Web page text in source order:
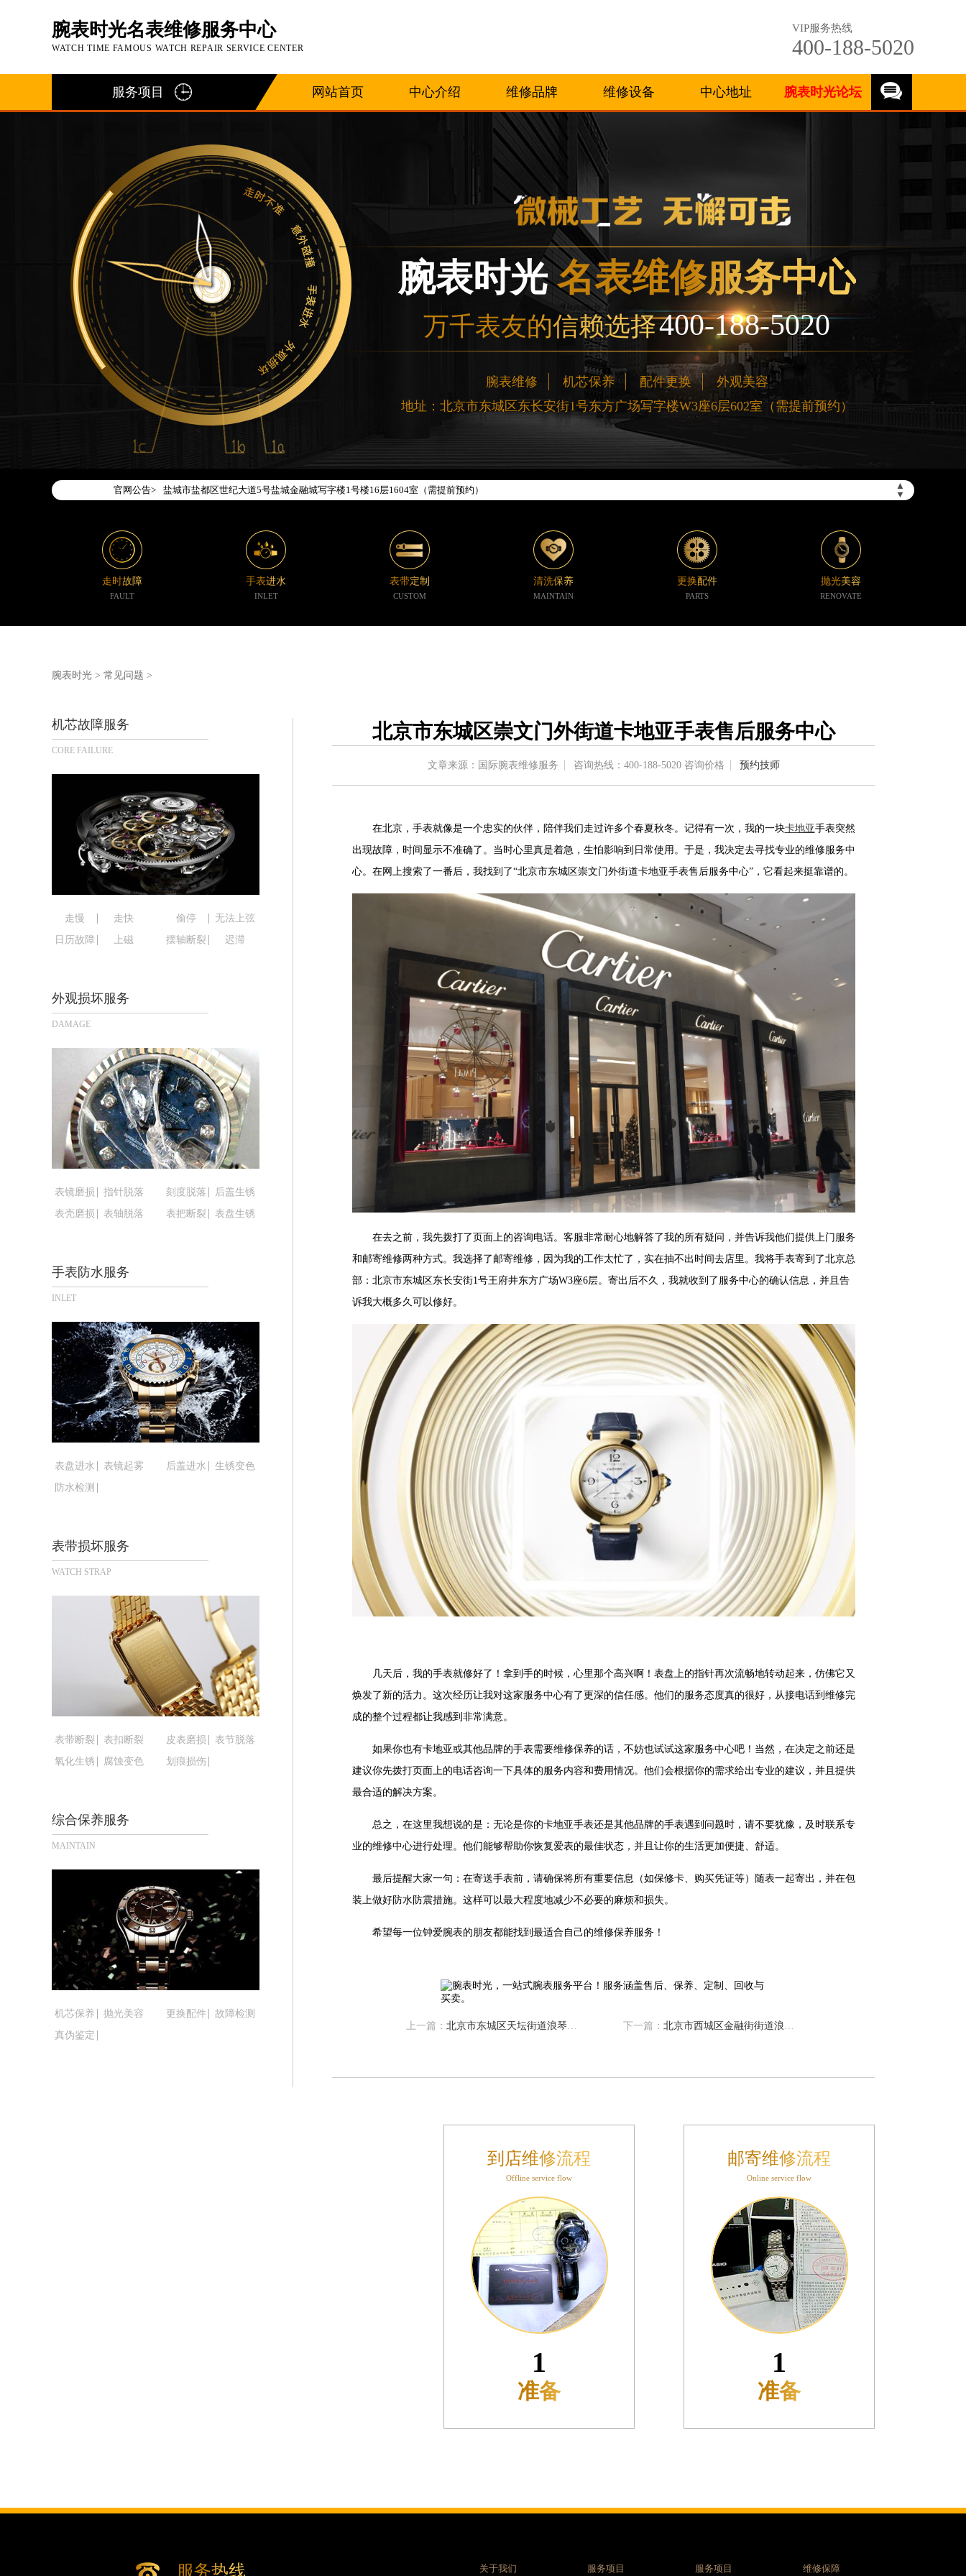
腕表时光名表维修服务中心
WATCH TIME FAMOUS WATCH REPAIR SERVICE CENTER
VIP服务热线
400-188-5020
服务项目 网站首页 中心介绍 维修品牌 维修设备 中心地址 腕表时光论坛
腕表时光 名表维修服务中心
万千表友的信赖选择400-188-5020
腕表维修 机芯保养 配件更换
外观美容
地址：北京市东城区东长安街1号东方广场写字楼W3座6层602室（需提前预约）
官网公告>
▲
▼
2026年7月腕表时光中国区售后服务网络优化升级公告
2026年7月腕表时光全国官方售后客户服务热线：400-188-5020
腕表时光官方全国统一服务热线400-188-5020，服务覆盖中国大陆、香港、澳门、台湾全部区域（非大陆需加拨“+86”）
2026年7月腕表时光售后服务中心最新网点地址：
北京市东城区东长安街1号东方广场写字楼W3座6层602室（需提前预约）
北京市朝阳区建国门外大街甲6号华熙国际中心写字楼D座11层1102室（需提前预约）
天津市和平区赤峰道136号天津国际金融中心写字楼26层2603室（需提前预约）
上海市徐汇区虹桥路3号港汇中心写字楼2座37层3705室（需提前预约）
上海市黄浦区南京东路299号宏伊国际广场写字楼8层806室（需提前预约）
南京市秦淮区中山南路1号（新街口）南京中心写字楼22层C1-1室（需提前预约）
常州市新北区龙锦路1590号现代传媒中心写字楼5号楼10层1008室（需提前预约）
徐州市鼓楼区淮海东路29号苏宁广场IFC国际金融中心写字楼35层3508室（需提前预约）
扬州市邗江区国展路29号星耀天地写字楼1号楼18层1803室（需提前预约）
盐城市盐都区世纪大道5号盐城金融城写字楼1号楼16层1604室（需提前预约）
泰州市海陵区永定东路399号置地商务中心东塔写字楼（华润万象城）17层1706室（需提前预约）
杭州市上城区钱江路1366号华润大厦写字楼A座5层503-5室（需提前预约）
金华市金东区东市南街777号金华万达广场写字楼4号楼22层2209室（需提前预约）
绍兴市越城区胜利东路379号世茂天际中心写字楼8层805室（需提前预约）
嘉兴市南湖区广益路705号嘉兴世界贸易中心写字楼A座13层1304室（需提前预约）
厦门市思明区湖滨东路95号华润大厦写字楼B座11层1104室（需提前预约）
成都市锦江区人民东路6号SAC东原中心写字楼24层2406B室（需提前预约）
重庆市江北区观音桥步行街2号融恒时代广场写字楼9层902室（需提前预约）
长沙市芙蓉区定王台街道建湘路393号世茂环球金融中心写字楼（芙蓉广场）10层13室（需提前预约）
郑州市二七区铭功路10号华润大厦写字楼29层2905室（需提前预约）
太原市迎泽区解放路15号亨得利名表服务中心（品牌授权店）3层整层（需提前预约）
沈阳市沈河区中街路137号亨得利名表服务中心（品牌授权店）1层整层（需提前预约）
沈阳市沈河区中街路83号亨得利名表服务中心（品牌授权店）1层整层（需提前预约）
乌鲁木齐市天山区红山路26号时代广场（CCMALL）C座17层17-B（需提前预约）
温州市鹿城区锦绣路1067号置信广场10层1015室（需提前预约）
哈尔滨市道里区友谊西路600号富力中心T2座写字楼29层03室（需提前预约）
佛山市禅城区季华五路57号万科金融中心C座12层1205室（需提前预约）
东莞市东城街道鸿福东路1号民盈国贸中心T1写字楼9层907室（需提前预约）
无锡市梁溪区人民中路139号恒隆广场写字楼1座11层1104室（需提前预约）
南通市崇川区工农路57号圆融广场写字楼16层1603室（需提前预约）
苏州市苏州工业园区星港街199号苏州中心办公楼C座22层08室（需提前预约）
武汉市江汉区解放大道686号世界贸易大厦38层09室（需提前预约）
南宁市青秀区金湖路59号地王大厦12楼1224室（需提前预约）
合肥市蜀山区潜山路111号万象城华润大厦B座12楼03室（需提前预约）
泉州市丰泽区宝洲路729号浦西万达中心写字楼A座7楼709室（需提前预约）
烟台市芝罘区胜利路139号万达金融中心A座907室（需提前预约）
长春市朝阳区西安大路727号中银大厦A座(旺进大厦)18层09室（需提前预约）
贵阳市南明区都司高架桥路33号亨特国际金融中心14楼14D（需提前预约）
昆明市盘龙区北京路928号同德昆明广场写字楼10层06室（需提前预约）
石家庄市长安区中山东路39号勒泰中心写字楼B座13层07室（需提前预约）
西安市碑林区南关正街88号华侨城长安国际中心E座6楼10室（需提前预约）
唐山市路南区新华东道100号万达广场写字楼A座10层1002室（需提前预约）
台州市椒江区东海大道1800号腾达中心东1幢20楼2002室（需提前预约）
内蒙古自治区呼和浩特市玉泉区大学西街70号华润万象城写字楼（鄂尔多斯大厦）23层2326室（需提前预约）
甘肃省兰州市七里河区西津西路16号兰州中心写字楼21层2102室（需提前预约）
重庆市解放碑渝中区民权路28号英利国际金融中心写字楼20层01室（需提前预约）
黑龙江省大庆市萨尔图区会战大街腕表时光售后服务中心（需提前预约）
黑龙江省鹤岗市向阳区红军路腕表时光售后服务中心（需提前预约）
黑龙江省黑河市爱辉区中央街腕表时光售后服务中心（需提前预约）
黑龙江省鸡西市鸡冠区红军路腕表时光售后服务中心（需提前预约）
黑龙江省佳木斯市向阳区长安路腕表时光售后服务中心（需提前预约）
黑龙江省牡丹江市东安区太平路腕表时光售后服务中心（需提前预约）
黑龙江省七台河市桃山区大同街腕表时光售后服务中心（需提前预约）
黑龙江省齐齐哈尔市龙沙区龙华路腕表时光售后服务中心（需提前预约）
黑龙江省双鸭山市尖山区新兴大街腕表时光售后服务中心（需提前预约）
黑龙江省绥化市北林区新华街与康庄路交叉口腕表时光售后服务中心（需提前预约）
黑龙江省伊春市伊美区通河路腕表时光售后服务中心（需提前预约）
吉林省白城市洮北区明仁南街腕表时光售后服务中心（需提前预约）
吉林省白山市浑江区浑江大街腕表时光售后服务中心（需提前预约）
吉林省吉林市船营区河南街腕表时光售后服务中心（需提前预约）
吉林省辽源市龙山区人民大街腕表时光售后服务中心（需提前预约）
吉林省梅河口市新华街道梅河大街腕表时光售后服务中心（需提前预约）
吉林省四平市铁东区紫气大路与南九经街交汇处腕表时光售后服务中心（需提前预约）
吉林省松原市宁江区五环大街腕表时光售后服务中心（需提前预约）
吉林省通化市东昌区环通乡江南大街腕表时光售后服务中心（需提前预约）
吉林省延边市延吉市解放路腕表时光售后服务中心（需提前预约）
辽宁省鞍山市铁东区站前街腕表时光售后服务中心（需提前预约）
辽宁省朝阳市双塔区新华路腕表时光售后服务中心（需提前预约）
辽宁省丹东市振兴区七经街腕表时光售后服务中心（需提前预约）
辽宁省抚顺市新抚区东一路腕表时光售后服务中心（需提前预约）
辽宁省阜新市海州区解放大街腕表时光售后服务中心（需提前预约）
辽宁省葫芦岛市连山区中央路腕表时光售后服务中心（需提前预约）
辽宁省锦州市古塔区中央大街腕表时光售后服务中心（需提前预约）
辽宁省辽阳市白塔区新运大街腕表时光售后服务中心（需提前预约）
辽宁省盘锦市兴隆台区石油大街腕表时光售后服务中心（需提前预约）
辽宁省沈阳市沈河区中街路137号亨得利名表维修授权店1楼腕表时光售后服务中心（需提前预约）
河北省保定市竞秀区朝阳北大街北国先天下腕表时光售后服务中心（需提前预约）
内蒙古自治区包头市青山区幸福路甲3号王府井百货名表维修腕表时光售后服务中心（需提前预约）
内蒙古自治区鄂尔多斯市东胜区伊金霍洛街腕表时光售后服务中心（需提前预约）
内蒙古自治区呼伦贝尔市海拉尔区中央街腕表时光售后服务中心（需提前预约）
内蒙古自治区通辽市科尔沁区明仁大街腕表时光售后服务中心（需提前预约）
山西省运城市盐湖区河东街腕表时光售后服务中心（需提前预约）
走时故障
FAULT
手表进水
INLET
表带定制
CUSTOM
清洗保养
MAINTAIN
更换配件
PARTS
抛光美容
RENOVATE
腕表时光 > 常见问题 >
机芯故障服务
CORE FAILURE
走慢 走快 偷停
无法上弦
日历故障
上磁 摆轴断裂 迟滞
外观损坏服务
DAMAGE
表镜磨损 指针脱落 刻度脱落
后盖生锈
表壳磨损
表轴脱落 表把断裂 表盘生锈
手表防水服务
INLET
表盘进水 表镜起雾 后盖进水
生锈变色
防水检测
表带损坏服务
WATCH STRAP
表带断裂 表扣断裂 皮表磨损
表节脱落
氧化生锈
腐蚀变色 划痕损伤
综合保养服务
MAINTAIN
机芯保养 抛光美容 更换配件
故障检测
真伪鉴定
北京市东城区崇文门外街道卡地亚手表售后服务中心
文章来源：国际腕表维修服务 咨询热线： 400-188-5020咨询价格 预约技师
在北京，手表就像是一个忠实的伙伴，陪伴我们走过许多个春夏秋冬。记得有一次，我的一块卡地亚手表突然
出现故障，时间显示不准确了。当时心里真是着急，生怕影响到日常使用。于是，我决定去寻找专业的维修服务中
心。在网上搜索了一番后，我找到了“北京市东城区崇文门外街道卡地亚手表售后服务中心”，它看起来挺靠谱的。
在去之前，我先拨打了页面上的咨询电话。客服非常耐心地解答了我的所有疑问，并告诉我他们提供上门服务
和邮寄维修两种方式。我选择了邮寄维修，因为我的工作太忙了，实在抽不出时间去店里。我将手表寄到了北京总
部：北京市东城区东长安街1号王府井东方广场W3座6层。寄出后不久，我就收到了服务中心的确认信息，并且告
诉我大概多久可以修好。
几天后，我的手表就修好了！拿到手的时候，心里那个高兴啊！表盘上的指针再次流畅地转动起来，仿佛它又
焕发了新的活力。这次经历让我对这家服务中心有了更深的信任感。他们的服务态度真的很好，从接电话到维修完
成的整个过程都让我感到非常满意。
如果你也有卡地亚或其他品牌的手表需要维修保养的话，不妨也试试这家服务中心吧！当然，在决定之前还是
建议你先拨打页面上的电话咨询一下具体的服务内容和费用情况。他们会根据你的需求给出专业的建议，并且提供
最合适的解决方案。
总之，在这里我想说的是：无论是你的卡地亚手表还是其他品牌的手表遇到问题时，请不要犹豫，及时联系专
业的维修中心进行处理。他们能够帮助你恢复爱表的最佳状态，并且让你的生活更加便捷、舒适。
最后提醒大家一句：在寄送手表前，请确保将所有重要信息（如保修卡、购买凭证等）随表一起寄出，并在包
装上做好防水防震措施。这样可以最大程度地减少不必要的麻烦和损失。
希望每一位钟爱腕表的朋友都能找到最适合自己的维修保养服务！
上一篇： 北京市东城区天坛街道浪琴手表保养店地址电话 下一篇： 北京市西城区金融街街道浪琴手表维修点地址电话查询
到店维修流程
Offline service flow
2
送达
邮寄维修流程
Online service flow
2
邮寄
服务热线 关于我们 服务项目 服务项目 维修保障